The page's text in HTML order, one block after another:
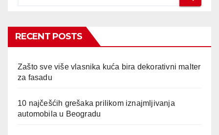
RECENT POSTS
Zašto sve više vlasnika kuća bira dekorativni malter
za fasadu
10 najčešćih grešaka prilikom iznajmljivanja
automobila u Beogradu